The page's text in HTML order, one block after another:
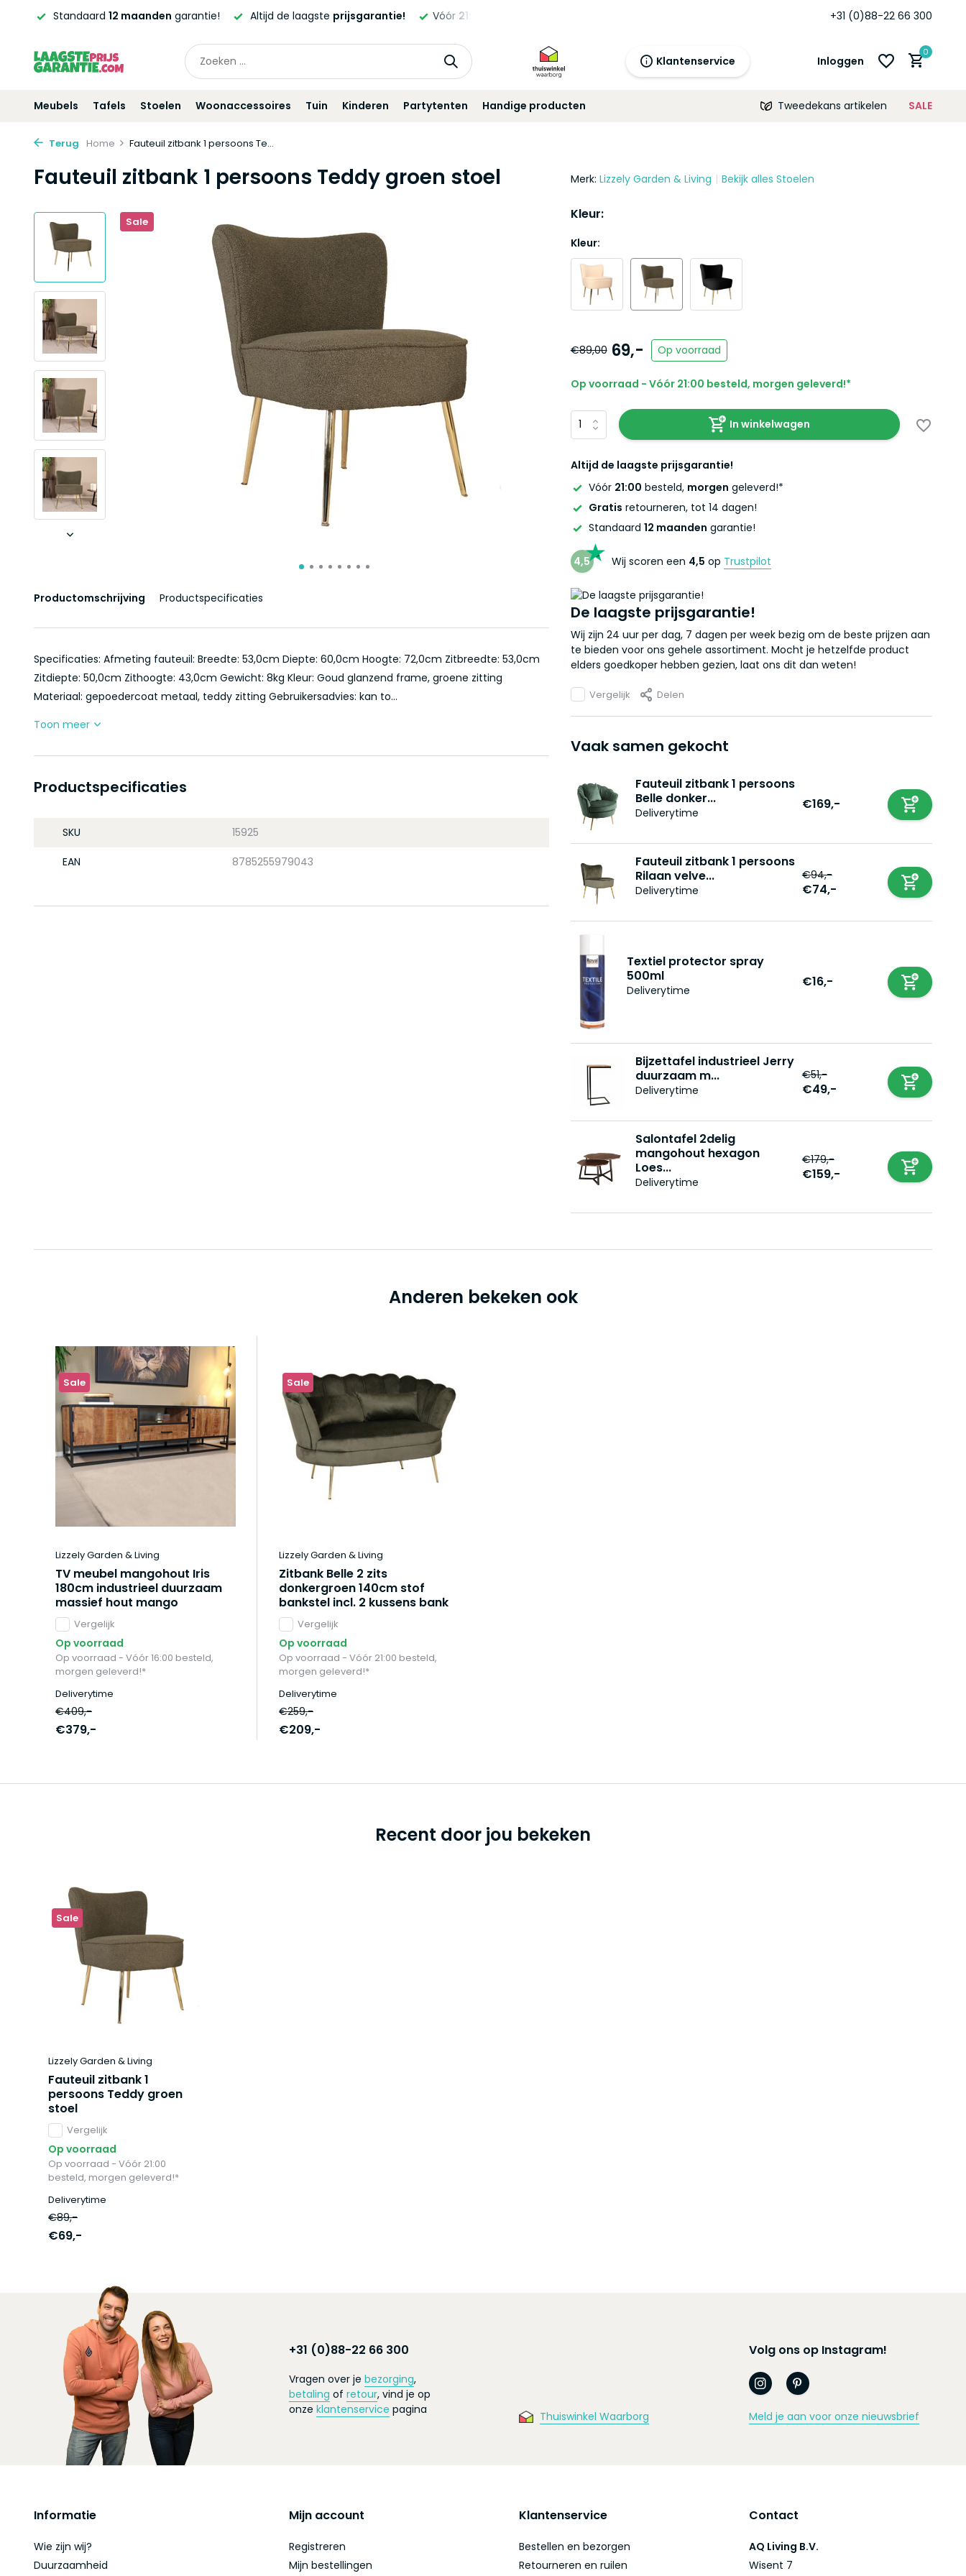
Altijd de laagsteprijsgarantie! Vóór21:00 besteld,morgengeleverd!* Standaard +31 (0)88-22 66 300
Klantenservice Inloggen
morgen
0
Meubels Tafels Stoelen Woonaccessoires Tuin Kinderen Partytenten Handige producten Tweedekans artikelen SALE
Terug Home Fauteuil zitbank 1 persoons Te...
Fauteuil zitbank 1 persoons Teddy groen stoel
Sale
Productomschrijving Productspecificaties
Specificaties: Afmeting fauteuil: Breedte: 53,0cm Diepte: 60,0cm Hoogte: 72,0cm Zitbreedte: 53,0cm
Zitdiepte: 50,0cm Zithoogte: 43,0cm Gewicht: 8kg Kleur: Goud glanzend frame, groene zitting
Materiaal: gepoedercoat metaal, teddy zitting Gebruikersadvies: kan to...
Toon meer
Productspecificaties
SKU 15925
EAN 8785255979043
Merk: Lizzely Garden & Living Bekijk alles Stoelen
Kleur:
Kleur:
€89,00 69,- Op voorraad
Op voorraad - Vóór 21:00 besteld, morgen geleverd!*
In winkelwagen
Altijd de laagste prijsgarantie!
Vóór 21:00 besteld, morgen geleverd!*
Gratis retourneren, tot 14 dagen!
Standaard 12 maanden garantie!
4,5 Wij scoren een 4,5 op Trustpilot
De laagste prijsgarantie!
Wij zijn 24 uur per dag, 7 dagen per week bezig om de beste prijzen aan
te bieden voor ons gehele assortiment. Mocht je hetzelfde product
elders goedkoper hebben gezien, laat ons dit dan weten!
Vergelijk Delen
Vaak samen gekocht
Fauteuil zitbank 1 persoons
Belle donker...
Deliverytime
€169,-
Fauteuil zitbank 1 persoons
Rilaan velve...
Deliverytime
€94,-
€74,-
Textiel protector spray
500ml
Deliverytime
€16,-
Bijzettafel industrieel Jerry
duurzaam m...
Deliverytime
€51,-
€49,-
Salontafel 2delig
mangohout hexagon
Loes...
Deliverytime
€179,-
€159,-
Anderen bekeken ook
Sale
Lizzely Garden & Living
TV meubel mangohout Iris
180cm industrieel duurzaam
massief hout mango
Vergelijk
Op voorraad
Op voorraad - Vóór 16:00 besteld,
morgen geleverd!*
Deliverytime
€409,-
€379,-
Sale
Lizzely Garden & Living
Zitbank Belle 2 zits
donkergroen 140cm stof
bankstel incl. 2 kussens bank
Vergelijk
Op voorraad
Op voorraad - Vóór 21:00 besteld,
morgen geleverd!*
Deliverytime
€259,-
€209,-
Recent door jou bekeken
Sale
Lizzely Garden & Living
Fauteuil zitbank 1
persoons Teddy groen
stoel
Vergelijk
Op voorraad
Op voorraad - Vóór 21:00
besteld, morgen geleverd!*
Deliverytime
€89,-
€69,-
+31 (0)88-22 66 300
Vragen over je bezorging,
betaling of retour, vind je op
onze klantenservice pagina Thuiswinkel Waarborg
Volg ons op Instagram!
Meld je aan voor onze nieuwsbrief
Informatie
Wie zijn wij?
Duurzaamheid
Mijn account
Registreren
Mijn bestellingen
Klantenservice
Bestellen en bezorgen
Retourneren en ruilen
Contact
AQ Living B.V.
Wisent 7